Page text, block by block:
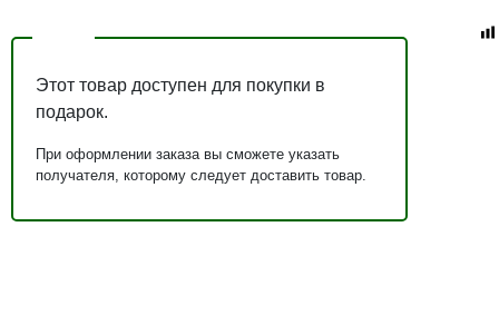
Этот товар доступен для покупки в
подарок.
При оформлении заказа вы сможете указать
получателя, которому следует доставить товар.